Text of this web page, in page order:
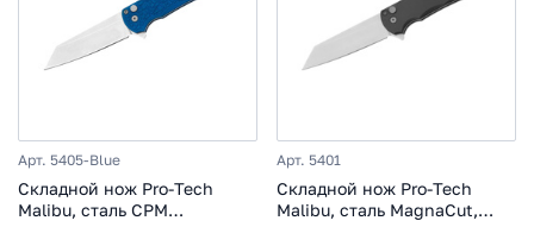
Арт. 5405-Blue
Cкладной нож Pro-Tech
Malibu, сталь CPM
Арт. 5401
Cкладной нож Pro-Tech
Malibu, сталь MagnaCut,